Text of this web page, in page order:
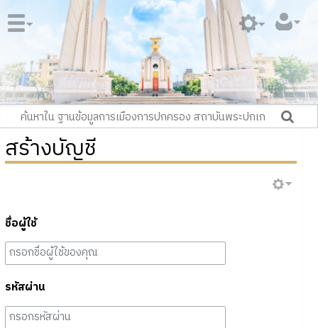
สร้างบัญชี
ชื่อผู้ใช้
รหัสผ่าน